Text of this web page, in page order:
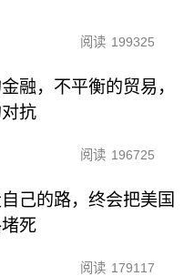
阅读 199325
融，不平衡的贸易，
抗
阅读 196725
己的路，终会把美国
死
阅读 179117